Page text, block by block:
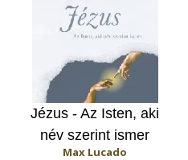
Jézus - Az Isten, aki
név szerint ismer
Max Lucado